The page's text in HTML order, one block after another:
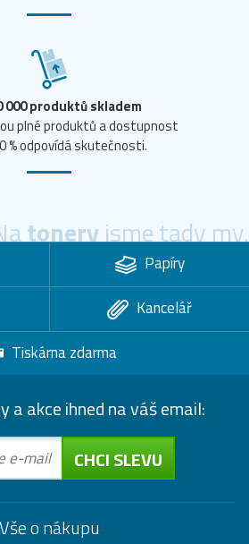
000 produktů skladem
plné produktů a dostupnost
% odpovídá skutečnosti.
toneryjsme tady my.
Papíry
Kancelář
Tiskárna zdarma
a akce ihned na váš email:
CHCI SLEVU
Vše o nákupu